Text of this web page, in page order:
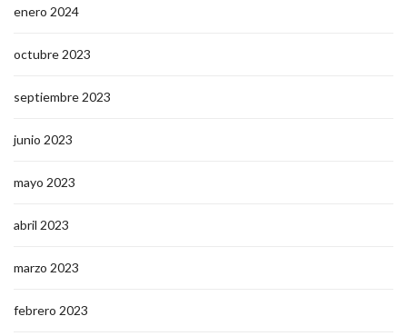
enero 2024
octubre 2023
septiembre 2023
junio 2023
mayo 2023
abril 2023
marzo 2023
febrero 2023